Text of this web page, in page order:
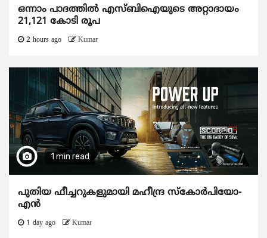
ഒന്നാം പാദത്തിൽ എസ്ബിഐയുടെ അറ്റാദായം
21,121 കോടി രൂപ
2 hours ago Kumar
1 min read
പുതിയ ഫീച്ചറുകളുമായി മഹീന്ദ്ര സ്കോർപിയോ-
എൻ
1 day ago Kumar